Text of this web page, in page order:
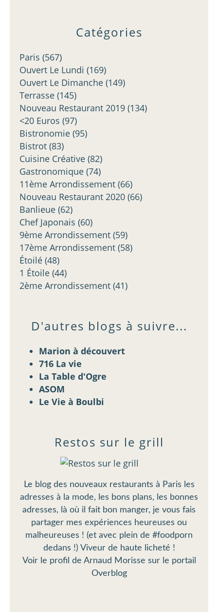
Catégories
Paris (567)
Ouvert Le Lundi (169)
Ouvert Le Dimanche (149)
Terrasse (145)
Nouveau Restaurant 2019 (134)
<20 Euros (97)
Bistronomie (95)
Bistrot (83)
Cuisine Créative (82)
Gastronomique (74)
11ème Arrondissement (66)
Nouveau Restaurant 2020 (66)
Banlieue (62)
Chef Japonais (60)
9ème Arrondissement (59)
17ème Arrondissement (58)
Étoilé (48)
1 Étoile (44)
2ème Arrondissement (41)
Restos sur le grill
Le blog des nouveaux restaurants à Paris les
adresses à la mode, les bons plans, les bonnes
adresses, là où il fait bon manger, je vous fais
partager mes expériences heureuses ou
malheureuses ! (et avec plein de #foodporn
dedans !) Viveur de haute licheté !
Voir le profil de Arnaud Morisse sur le portail
Overblog
D'autres blogs à suivre...
Marion à découvert
716 La vie
La Table d'Ogre
ASOM
Le Vie à Boulbi